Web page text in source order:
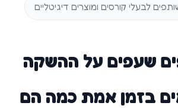
לבעלי קורסים ומוצרים דיגיטליים
שעפים על ההשקה
בזמן אמת כמה הם